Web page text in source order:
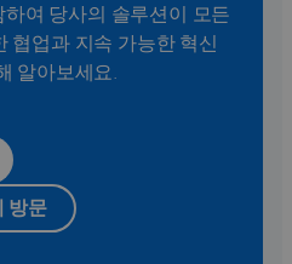
여 당사의 솔루션이 모든
협업과 지속 가능한 혁신
알아보세요.
방문